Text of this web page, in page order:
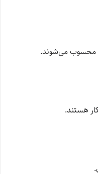
محسوب می‌شوند.
هستند.